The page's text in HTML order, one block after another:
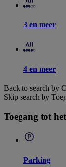
3 en meer
4 en meer
Back to search by
Skip search by
Toegang tot
Parking